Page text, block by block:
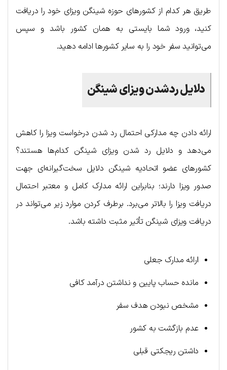
طریق هر کدام از کشورهای حوزه شینگن ویزای خود را دریافت
کنید، ورود شما بایستی به همان کشور باشد و سپس
می‌توانید سفر خود را به سایر کشورها ادامه دهید.
دلایل ردشدن ویزای شینگن
ارائه دادن چه مدارکی احتمال رد شدن درخواست ویزا را کاهش
می‌دهد و دلایل رد شدن ویزای شینگن کدام‌ها هستند؟
کشورهای عضو اتحادیه شینگن دلایل سخت‌گیرانه‌ای جهت
صدور ویزا دارند؛ بنابراین ارائه مدارک کامل و معتبر احتمال
دریافت ویزا را بالاتر می‌برد. برطرف کردن موارد زیر می‌تواند در
دریافت ویزای شینگن تأثیر مثبت داشته باشد.
ارائه مدارک جعلی
مانده حساب پایین و نداشتن درآمد کافی
مشخص نبودن هدف سفر
عدم بازگشت به کشور
داشتن ریجکتی قبلی